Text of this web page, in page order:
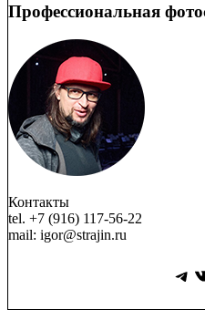
Профессиональная
Контакты
tel. +7 (916) 117-56-22
mail: igor@strajin.ru